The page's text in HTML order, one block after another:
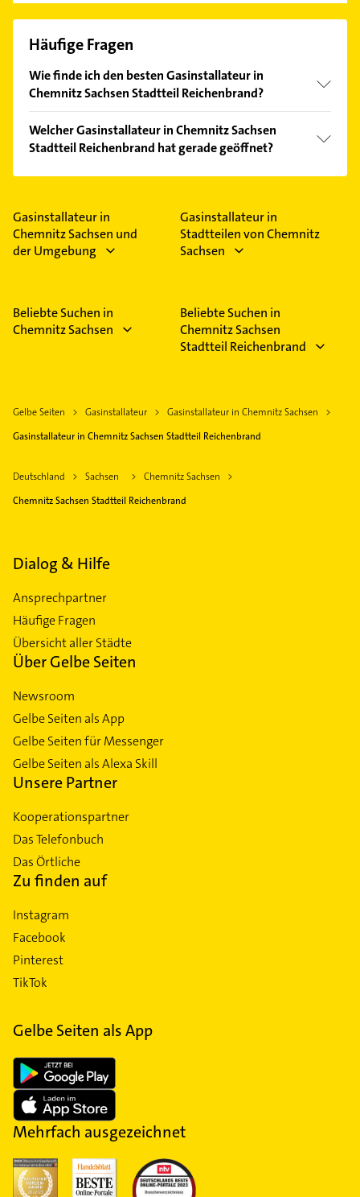
Häufige Fragen
Wie finde ich den besten Gasinstallateur in
Chemnitz Sachsen Stadtteil Reichenbrand?
Kundenmeinungen und profitieren Sie von den
Empfehlungen. Die Suchergebnisse können Sie sich
einfach nachBewertungensortiert anzeigen lassen.
Welcher Gasinstallateur in Chemnitz Sachsen
Stadtteil Reichenbrand hat gerade geöffnet?
Im Anbieter-Bereich finden Sie alleÖffnungszeiten.
Feiertagen abweichen können.
Gasinstallateur in
Chemnitz Sachsen und
der Umgebung
Gasinstallateur in
Stadtteilen von Chemnitz
Sachsen
Beliebte Suchen in
Chemnitz Sachsen
Beliebte Suchen in
Chemnitz Sachsen
Stadtteil Reichenbrand
Gelbe Seiten Gasinstallateur
Gasinstallateur in Chemnitz Sachsen
Gasinstallateur in Chemnitz Sachsen Stadtteil Reichenbrand
Deutschland Sachsen
Chemnitz Sachsen
Chemnitz Sachsen Stadtteil Reichenbrand
Dialog & Hilfe
Ansprechpartner
Häufige Fragen
Übersicht aller Städte
Über Gelbe Seiten
Newsroom
Gelbe Seiten als App
Gelbe Seiten für Messenger
Gelbe Seiten als Alexa Skill
Unsere Partner
Kooperationspartner
Das Telefonbuch
Das Örtliche
Zu finden auf
Instagram
Facebook
Pinterest
TikTok
Gelbe Seiten als App
Mehrfach ausgezeichnet